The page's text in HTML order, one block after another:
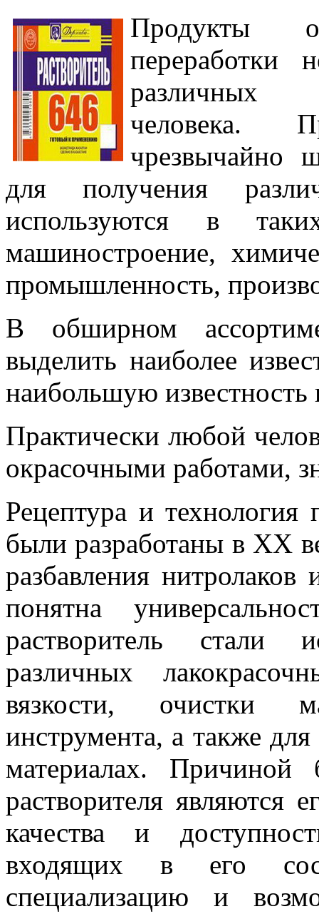
Продукты
переработки
различных
человека.
чрезвычайно
для получения
используются в
машиностроение,
промышленность,
В обширном
выделить наиболее
наибольшую известность
Практически любой
окрасочными работами,
Рецептура и технология
были разработаны в XX
разбавления
понятна
растворитель стали
различных
вязкости, очистки
инструмента, а также
материалах. Причиной
растворителя являются
качества и
входящих в его
специализацию и